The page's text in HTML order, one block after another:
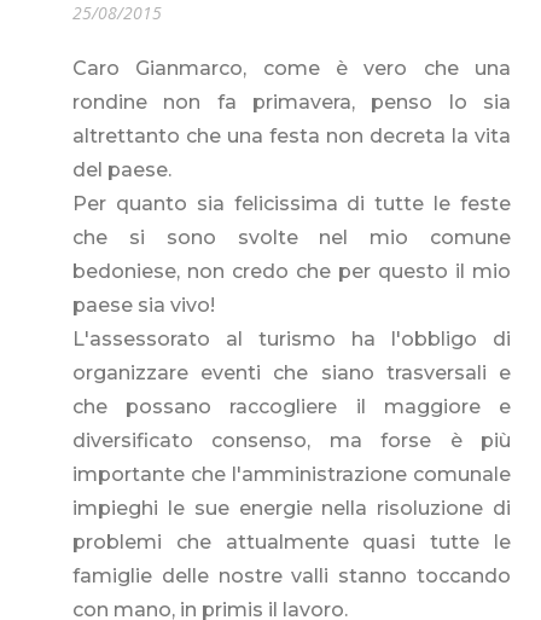
25/08/2015
Caro Gianmarco, come è vero che una
rondine non fa primavera, penso lo sia
altrettanto che una festa non decreta la vita
del paese.
Per quanto sia felicissima di tutte le feste
che si sono svolte nel mio comune
bedoniese, non credo che per questo il mio
paese sia vivo!
L'assessorato al turismo ha l'obbligo di
organizzare eventi che siano trasversali e
che possano raccogliere il maggiore e
diversificato consenso, ma forse è più
importante che l'amministrazione comunale
impieghi le sue energie nella risoluzione di
problemi che attualmente quasi tutte le
famiglie delle nostre valli stanno toccando
con mano, in primis il lavoro.